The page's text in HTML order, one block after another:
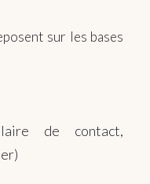
sur les bases
de contact,